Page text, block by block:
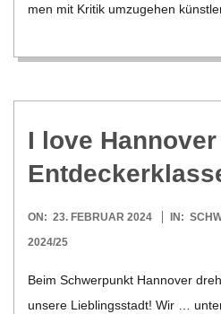
men mit Kri­tik umzu­ge­hen
I love
2024-
02-
ON: 23. FEBRUAR 2024 IN:
2024/25
Beim Schwer­punkt Han­no­ver
unsere Lieb­lings­stadt! Wir …